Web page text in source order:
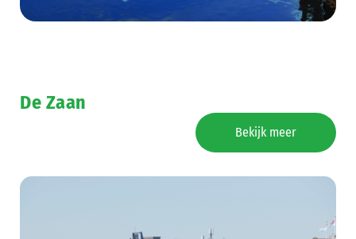
De Zaan
Bekijk meer